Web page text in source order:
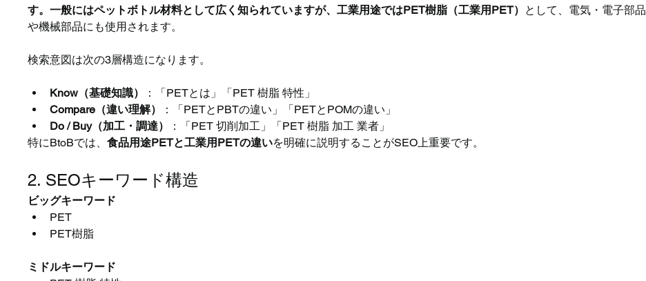
す。一般にはペットボトル材料として広く知られていますが、工業用途ではPET樹脂（工業用PET） として、電気・電子部品
や機械部品にも使用されます。
検索意図は次の3層構造になります。
Know（基礎知識）
：「PETとは」「PET 樹脂 特性」
Compare（違い理解）
：「PETとPBTの違い」「PETとPOMの違い」
Do / Buy（加工・調達）
：「PET 切削加工」「PET 樹脂 加工 業者」
特にBtoBでは、食品用途PETと工業用PETの違いを明確に説明することがSEO上重要です。
2. SEOキーワード構造
ビッグキーワード
PET
PET樹脂
ミドルキーワード